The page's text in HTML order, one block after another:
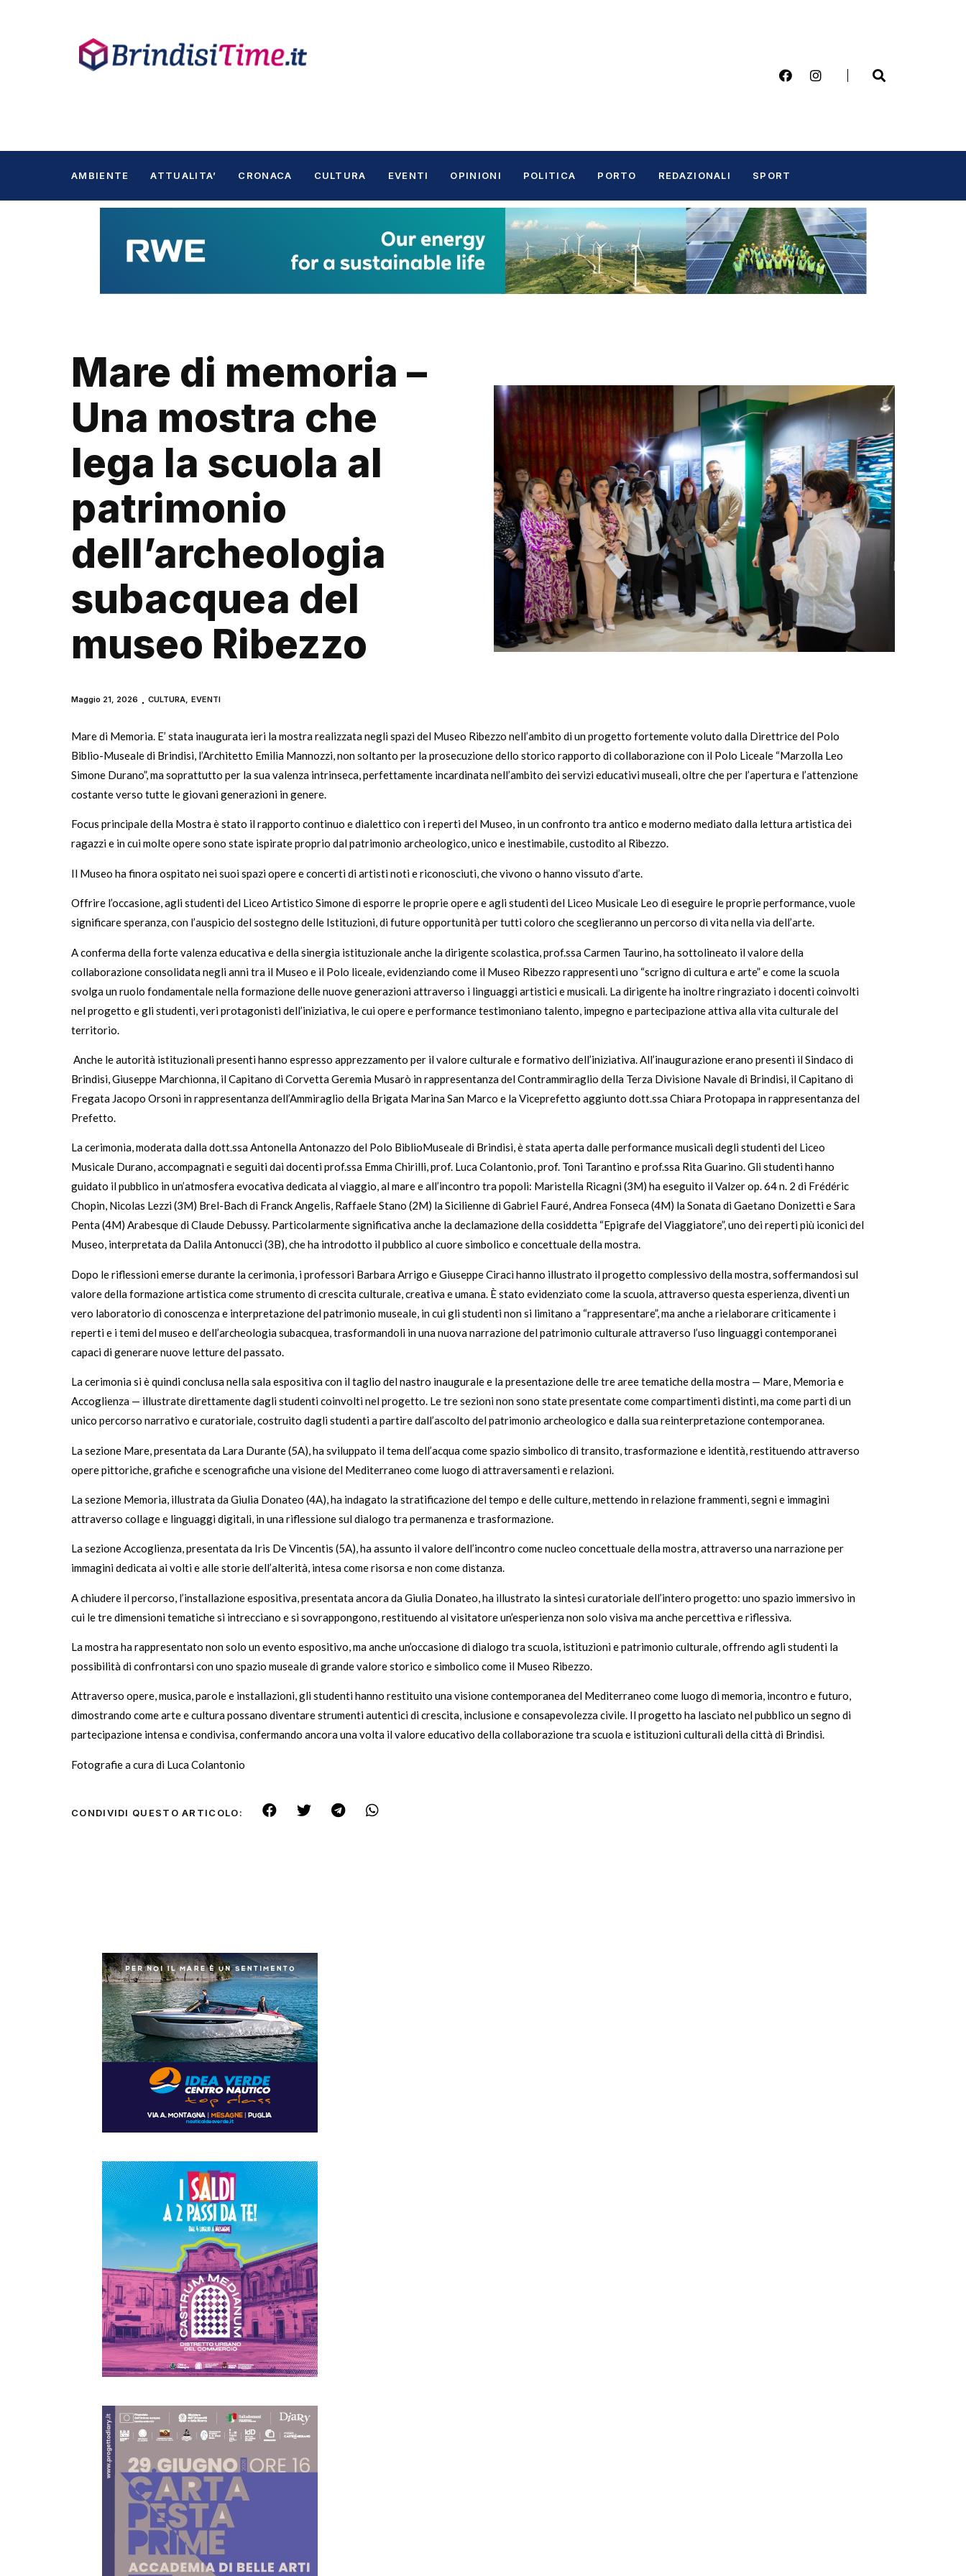
AMBIENTE ATTUALITA’ CRONACA CULTURA EVENTI OPINIONI POLITICA PORTO REDAZIONALI SPORT
Mare di memoria –
Una mostra che
lega la scuola al
patrimonio
dell’archeologia
subacquea del
museo Ribezzo
Maggio 21, 2026 CULTURA,EVENTI
Mare di Memoria. E’ stata inaugurata ieri la mostra realizzata negli spazi del Museo Ribezzo nell’ambito di un progetto fortemente voluto dalla Direttrice del Polo
Biblio-Museale di Brindisi, l’Architetto Emilia Mannozzi, non soltanto per la prosecuzione dello storico rapporto di collaborazione con il Polo Liceale “Marzolla Leo
Simone Durano”, ma soprattutto per la sua valenza intrinseca, perfettamente incardinata nell’ambito dei servizi educativi museali, oltre che per l’apertura e l’attenzione
costante verso tutte le giovani generazioni in genere.
Focus principale della Mostra è stato il rapporto continuo e dialettico con i reperti del Museo, in un confronto tra antico e moderno mediato dalla lettura artistica dei
ragazzi e in cui molte opere sono state ispirate proprio dal patrimonio archeologico, unico e inestimabile, custodito al Ribezzo.
Il Museo ha finora ospitato nei suoi spazi opere e concerti di artisti noti e riconosciuti, che vivono o hanno vissuto d’arte.
Offrire l’occasione, agli studenti del Liceo Artistico Simone di esporre le proprie opere e agli studenti del Liceo Musicale Leo di eseguire le proprie performance, vuole
significare speranza, con l’auspicio del sostegno delle Istituzioni, di future opportunità per tutti coloro che sceglieranno un percorso di vita nella via dell’arte.
A conferma della forte valenza educativa e della sinergia istituzionale anche la dirigente scolastica, prof.ssa Carmen Taurino, ha sottolineato il valore della
collaborazione consolidata negli anni tra il Museo e il Polo liceale, evidenziando come il Museo Ribezzo rappresenti uno “scrigno di cultura e arte” e come la scuola
svolga un ruolo fondamentale nella formazione delle nuove generazioni attraverso i linguaggi artistici e musicali. La dirigente ha inoltre ringraziato i docenti coinvolti
nel progetto e gli studenti, veri protagonisti dell’iniziativa, le cui opere e performance testimoniano talento, impegno e partecipazione attiva alla vita culturale del
territorio.
Anche le autorità istituzionali presenti hanno espresso apprezzamento per il valore culturale e formativo dell’iniziativa. All’inaugurazione erano presenti il Sindaco di
Brindisi, Giuseppe Marchionna, il Capitano di Corvetta Geremia Musarò in rappresentanza del Contrammiraglio della Terza Divisione Navale di Brindisi, il Capitano di
Fregata Jacopo Orsoni in rappresentanza dell’Ammiraglio della Brigata Marina San Marco e la Viceprefetto aggiunto dott.ssa Chiara Protopapa in rappresentanza del
Prefetto.
La cerimonia, moderata dalla dott.ssa Antonella Antonazzo del Polo BiblioMuseale di Brindisi, è stata aperta dalle performance musicali degli studenti del Liceo
Musicale Durano, accompagnati e seguiti dai docenti prof.ssa Emma Chirilli, prof. Luca Colantonio, prof. Toni Tarantino e prof.ssa Rita Guarino. Gli studenti hanno
guidato il pubblico in un’atmosfera evocativa dedicata al viaggio, al mare e all’incontro tra popoli: Maristella Ricagni (3M) ha eseguito il Valzer op. 64 n. 2 di Frédéric
Chopin, Nicolas Lezzi (3M) Brel-Bach di Franck Angelis, Raffaele Stano (2M) la Sicilienne di Gabriel Fauré, Andrea Fonseca (4M) la Sonata di Gaetano Donizetti e Sara
Penta (4M) Arabesque di Claude Debussy. Particolarmente significativa anche la declamazione della cosiddetta “Epigrafe del Viaggiatore”, uno dei reperti più iconici del
Museo, interpretata da Dalila Antonucci (3B), che ha introdotto il pubblico al cuore simbolico e concettuale della mostra.
Dopo le riflessioni emerse durante la cerimonia, i professori Barbara Arrigo e Giuseppe Ciracì hanno illustrato il progetto complessivo della mostra, soffermandosi sul
valore della formazione artistica come strumento di crescita culturale, creativa e umana. È stato evidenziato come la scuola, attraverso questa esperienza, diventi un
vero laboratorio di conoscenza e interpretazione del patrimonio museale, in cui gli studenti non si limitano a “rappresentare”, ma anche a rielaborare criticamente i
reperti e i temi del museo e dell’archeologia subacquea, trasformandoli in una nuova narrazione del patrimonio culturale attraverso l’uso linguaggi contemporanei
capaci di generare nuove letture del passato.
La cerimonia si è quindi conclusa nella sala espositiva con il taglio del nastro inaugurale e la presentazione delle tre aree tematiche della mostra — Mare, Memoria e
Accoglienza — illustrate direttamente dagli studenti coinvolti nel progetto. Le tre sezioni non sono state presentate come compartimenti distinti, ma come parti di un
unico percorso narrativo e curatoriale, costruito dagli studenti a partire dall’ascolto del patrimonio archeologico e dalla sua reinterpretazione contemporanea.
La sezione Mare, presentata da Lara Durante (5A), ha sviluppato il tema dell’acqua come spazio simbolico di transito, trasformazione e identità, restituendo attraverso
opere pittoriche, grafiche e scenografiche una visione del Mediterraneo come luogo di attraversamenti e relazioni.
La sezione Memoria, illustrata da Giulia Donateo (4A), ha indagato la stratificazione del tempo e delle culture, mettendo in relazione frammenti, segni e immagini
attraverso collage e linguaggi digitali, in una riflessione sul dialogo tra permanenza e trasformazione.
La sezione Accoglienza, presentata da Iris De Vincentis (5A), ha assunto il valore dell’incontro come nucleo concettuale della mostra, attraverso una narrazione per
immagini dedicata ai volti e alle storie dell’alterità, intesa come risorsa e non come distanza.
A chiudere il percorso, l’installazione espositiva, presentata ancora da Giulia Donateo, ha illustrato la sintesi curatoriale dell’intero progetto: uno spazio immersivo in
cui le tre dimensioni tematiche si intrecciano e si sovrappongono, restituendo al visitatore un’esperienza non solo visiva ma anche percettiva e riflessiva.
La mostra ha rappresentato non solo un evento espositivo, ma anche un’occasione di dialogo tra scuola, istituzioni e patrimonio culturale, offrendo agli studenti la
possibilità di confrontarsi con uno spazio museale di grande valore storico e simbolico come il Museo Ribezzo.
Attraverso opere, musica, parole e installazioni, gli studenti hanno restituito una visione contemporanea del Mediterraneo come luogo di memoria, incontro e futuro,
dimostrando come arte e cultura possano diventare strumenti autentici di crescita, inclusione e consapevolezza civile. Il progetto ha lasciato nel pubblico un segno di
partecipazione intensa e condivisa, confermando ancora una volta il valore educativo della collaborazione tra scuola e istituzioni culturali della città di Brindisi.
Fotografie a cura di Luca Colantonio
CONDIVIDI QUESTO ARTICOLO: